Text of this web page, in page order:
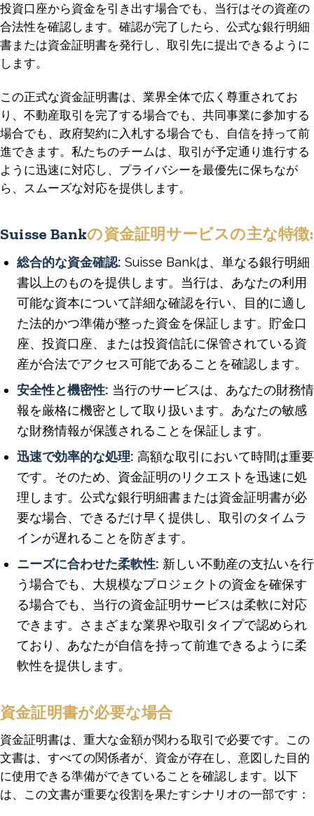
投資口座から資金を引き出す場合でも、当行はその資産の
合法性を確認します。確認が完了したら、公式な銀行明細
書または資金証明書を発行し、取引先に提出できるように
します。
この正式な資金証明書は、業界全体で広く尊重されてお
り、不動産取引を完了する場合でも、共同事業に参加する
場合でも、政府契約に入札する場合でも、自信を持って前
進できます。私たちのチームは、取引が予定通り進行する
ように迅速に対応し、プライバシーを最優先に保ちなが
ら、スムーズな対応を提供します。
Suisse Bankの資金証明サービスの主な特徴:
総合的な資金確認: Suisse Bankは、単なる銀行明細
書以上のものを提供します。当行は、あなたの利用
可能な資本について詳細な確認を行い、目的に適し
た法的かつ準備が整った資金を保証します。貯金口
座、投資口座、または投資信託に保管されている資
産が合法でアクセス可能であることを確認します。
安全性と機密性: 当行のサービスは、あなたの財務情
報を厳格に機密として取り扱います。あなたの敏感
な財務情報が保護されることを保証します。
迅速で効率的な処理: 高額な取引において時間は重要
です。そのため、資金証明のリクエストを迅速に処
理します。公式な銀行明細書または資金証明書が必
要な場合、できるだけ早く提供し、取引のタイムラ
インが遅れることを防ぎます。
ニーズに合わせた柔軟性: 新しい不動産の支払いを行
う場合でも、大規模なプロジェクトの資金を確保す
る場合でも、当行の資金証明サービスは柔軟に対応
できます。さまざまな業界や取引タイプで認められ
ており、あなたが自信を持って前進できるように柔
軟性を提供します。
資金証明書が必要な場合
資金証明書は、重大な金額が関わる取引で必要です。この
文書は、すべての関係者が、資金が存在し、意図した目的
に使用できる準備ができていることを確認します。以下
は、この文書が重要な役割を果たすシナリオの一部です：